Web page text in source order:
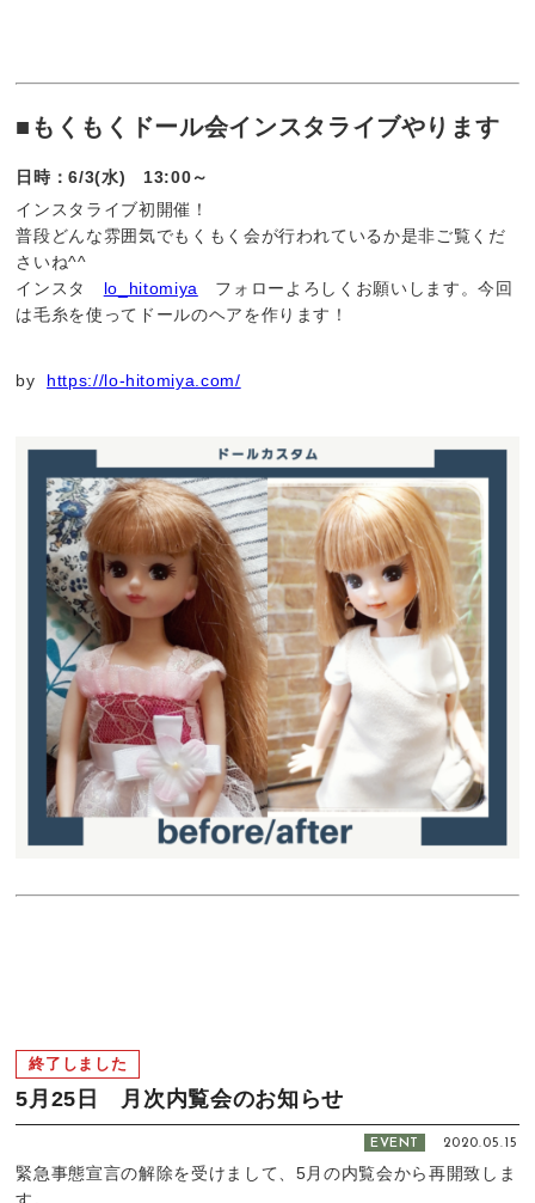
■もくもくドール会インスタライブやります
日時：6/3(水) 13:00～
インスタライブ初開催！
普段どんな雰囲気でもくもく会が行われているか是非ご覧くだ
さいね^^
インスタ lo_hitomiya フォローよろしくお願いします。今回
は毛糸を使ってドールのヘアを作ります！
by https://lo-hitomiya.com/
終了しました
5月25日 月次内覧会のお知らせ
EVENT 2020.05.15
緊急事態宣言の解除を受けまして、5月の内覧会から再開致しま
す。